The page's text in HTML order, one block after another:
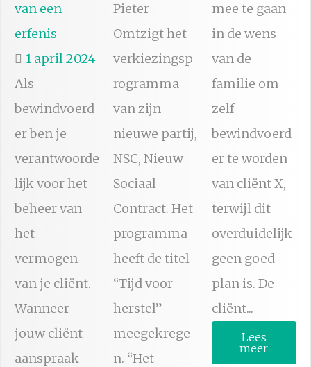
van een
erfenis
1 april 2024
Als
bewindvoerd
er ben je
verantwoorde
lijk voor het
beheer van
het
vermogen
van je cliënt.
Wanneer
jouw cliënt
aanspraak
Pieter
Omtzigt het
verkiezingsp
rogramma
van zijn
nieuwe partij,
NSC, Nieuw
Sociaal
Contract. Het
programma
heeft de titel
“Tijd voor
herstel”
meegekrege
n. “Het
mee te gaan
in de wens
van de
familie om
zelf
bewindvoerd
er te worden
van cliënt X,
terwijl dit
overduidelijk
geen goed
plan is. De
cliënt...
Lees
meer